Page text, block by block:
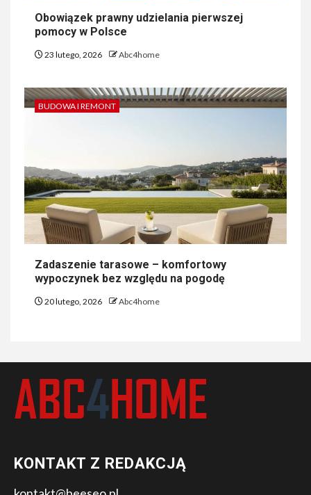
Obowiązek prawny udzielania pierwszej
pomocy w Polsce
23 lutego, 2026 Abc4home
BUDOWA I REMONT
Zadaszenie tarasowe – komfortowy
wypoczynek bez względu na pogodę
20 lutego, 2026 Abc4home
KONTAKT Z REDAKCJĄ